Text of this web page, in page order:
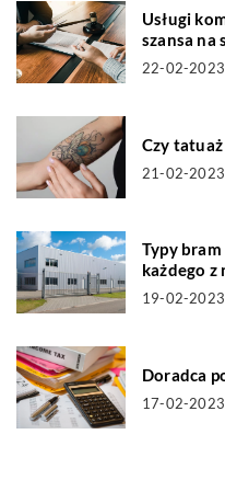
Usługi
szansa na
22-02-2023
Czy
21-02-2023
Typy
każdego z
19-02-2023
Doradca
17-02-2023